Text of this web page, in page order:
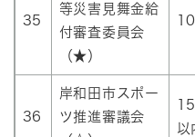
35
等災害見舞金給
付審査委員会
（★）
36
岸和田市スポー
ツ推進審議会
以